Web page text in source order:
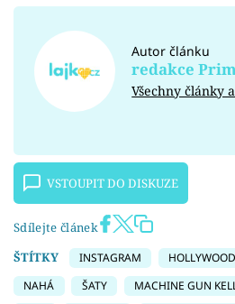
Autor článku
redakce
Všechny články
VSTOUPIT DO DISKUZE
Sdílejte článek
ŠTÍTKY
INSTAGRAM HOLLYWOOD
NAHÁ
ŠATY MACHINE GUN